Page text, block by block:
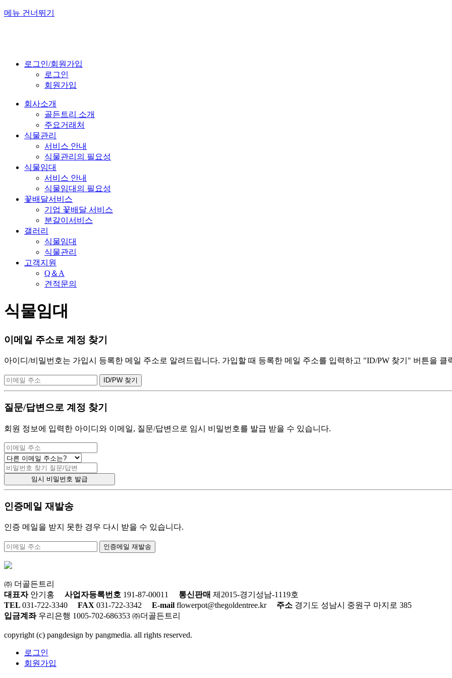
메뉴 건너뛰기
로그인/회원가입
로그인
회원가입
회사소개
골든트리 소개
주요거래처
식물관리
서비스 안내
식물관리의 필요성
식물임대
서비스 안내
식물임대의 필요성
꽃배달서비스
기업 꽃배달 서비스
분갈이서비스
갤러리
식물임대
식물관리
고객지원
Q＆A
견적문의
식물임대
이메일 주소로 계정 찾기
아이디/비밀번호는 가입시 등록한 메일 주소로 알려드립니다. 가입할 때 등록한 메일 주소를 입력하고 "ID/PW 찾기" 버튼을 클
질문/답변으로 계정 찾기
회원 정보에 입력한 아이디와 이메일, 질문/답변으로 임시 비밀번호를 발급 받을 수 있습니다.
인증메일 재발송
인증 메일을 받지 못한 경우 다시 받을 수 있습니다.
㈜ 더골든트리
대표자안기홍 사업자등록번호 191-87-00011 통신판매 제2015-경기성남-1119호
TEL 031-722-3340 FAX 031-722-3342 E-mail flowerpot@thegoldentree.kr 주소 경기도 성남시 중원구 마지로 385
입금계좌 우리은행 1005-702-686353 ㈜더골든트리
copyright (c) pangdesign by pangmedia. all rights reserved.
로그인
회원가입